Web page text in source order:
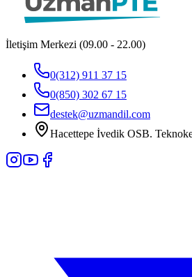
İletişim Merkezi (09.00 - 22.00)
0(312) 911 37 15
0(850) 302 67 15
destek@uzmandil.com
Hacettepe İvedik OSB.